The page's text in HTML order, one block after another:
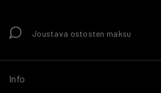
Joustava ostosten maksu
Info